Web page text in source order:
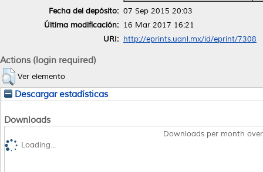
Fecha del depósito: 07 Sep 2015 20:03
Última modificación: 16 Mar 2017 16:21
URI: http://eprints.uanl.mx/id/eprint/7308
Actions (login required)
Ver elemento
Descargar estadísticas
Downloads
Downloads per month
Loading...